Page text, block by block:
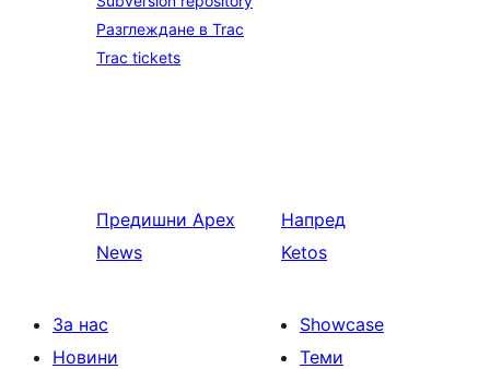
Разглеждане в Trac
Trac tickets
Предишни Apex
News
Напред
Ketos
За нас
Новини
Showcase
Теми